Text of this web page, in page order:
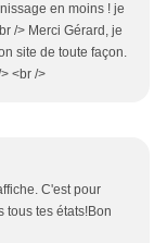
en moins ! je
/> Merci Gérard, je
site de toute façon.
<br />
C'est pour
tous tes états!Bon